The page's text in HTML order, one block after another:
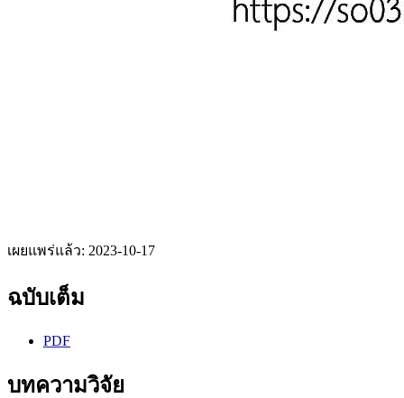
เผยแพร่แล้ว: 2023-10-17
ฉบับเต็ม
PDF
บทความวิจัย